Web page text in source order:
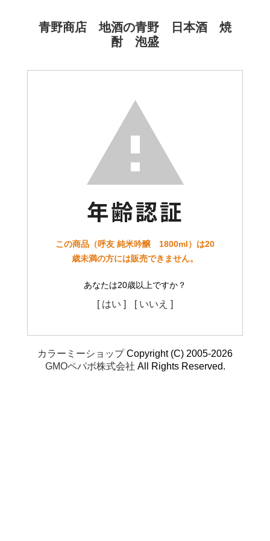
青野商店 地酒の青野 日本酒 焼
酎 泡盛
この商品（呼友 純米吟醸 1800ml）は20
歳未満の方には販売できません。
あなたは20歳以上ですか？
[ はい ] [ いいえ ]
カラーミーショップCopyright (C) 2005-2026
GMOペパボ株式会社 All Rights Reserved.